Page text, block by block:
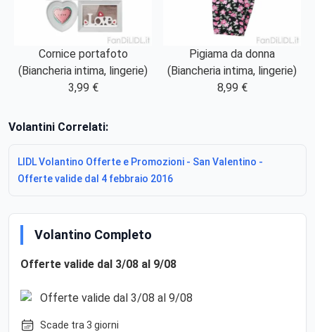
Cornice portafoto
(Biancheria intima, lingerie)
3,99 €
Pigiama da donna
(Biancheria intima, lingerie)
8,99 €
Volantini Correlati:
LIDL Volantino Offerte e Promozioni - San Valentino -
Offerte valide dal 4 febbraio 2016
Volantino Completo
Offerte valide dal 3/08 al 9/08
Scade tra 3 giorni